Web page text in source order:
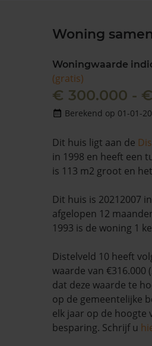
Woning
Woningwaarde
(gratis)
€ 300.000 -
Berekend op 01-01-
Dit huis ligt aan de
in 1998 en heeft een
is 113 m2 groot en
Dit huis is 20212007
afgelopen 12
1993 is de woning 1
Distelveld 10 heeft
waarde van €316.000
dat deze waarde te
op de gemeentelijke
elk jaar op de hoogte
besparing. Schrijf u